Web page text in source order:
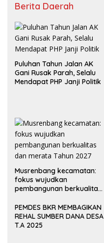
Berita Daerah
Puluhan Tahun Jalan AK
Gani Rusak Parah, Selalu
Mendapat PHP Janji Politik
Musrenbang kecamatan:
fokus wujudkan
pembangunan berkualitas
PEMDES BKR MEMBAGIKAN
REHAL SUMBER DANA DESA
T.A 2025